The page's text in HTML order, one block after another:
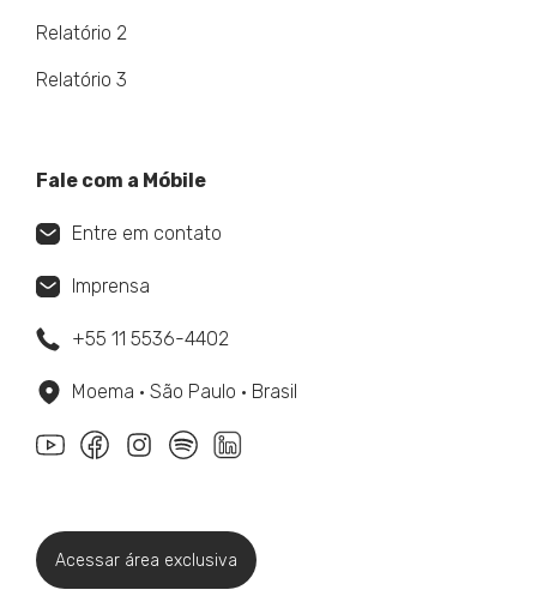
Relatório 2
Relatório 3
Fale com a Móbile
Entre em contato
Imprensa
+55 11 5536-4402
Moema • São Paulo • Brasil
Acessar área exclusiva